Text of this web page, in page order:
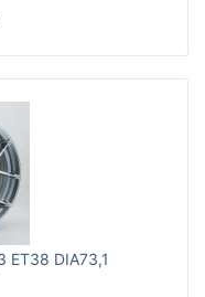
ET38 DIA73,1